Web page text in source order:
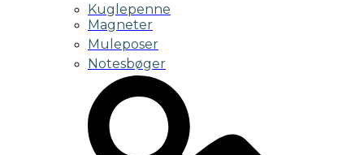
Kuglepenne
Magneter
Muleposer
Notesbøger